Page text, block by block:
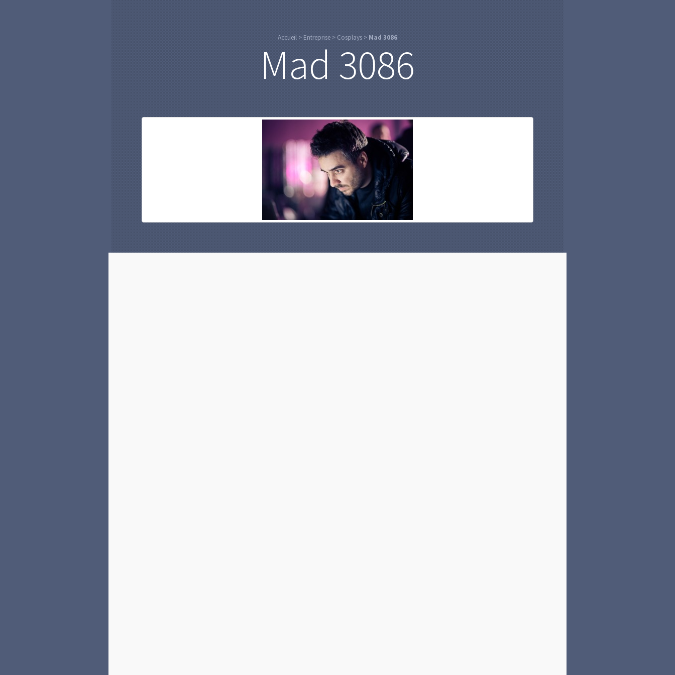
Accueil >Entreprise > Cosplays > Mad 3086
Mad 3086